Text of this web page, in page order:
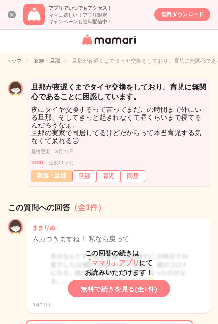
アプリでいつでもアクセス！
ママに嬉しい！アプリ限定
キャンペーンも随時配信中！
無料ダウンロード
女性専用匿名QA
イト
トップ 家族・旦那 旦那が夜遅くまでタイヤ交換をしており、育児に無関心で
旦那が夜遅くまでタイヤ交換をしており、育児に無関
心であることに困惑しています。
夜にタイヤ交換するって言ってまだこの時間まで外にい
る旦那、そしてきっと起きれなくて昼くらいまで寝てる
んだろうなぁ。
旦那の実家で同居してるけどだからって本当育児する気
なくて呆れる😑
最終更新：3月21日
mon 生後11ヶ月
家族・旦那 旦那 育児 同居
この質問への回答 （全1件）
ままりぬ
ムカつきますね！ 私なら戻って…
この回答の続きは
「ママリ」アプリ にて
お読みいただけます！
無料で続きを見る(全1件)
3月21日